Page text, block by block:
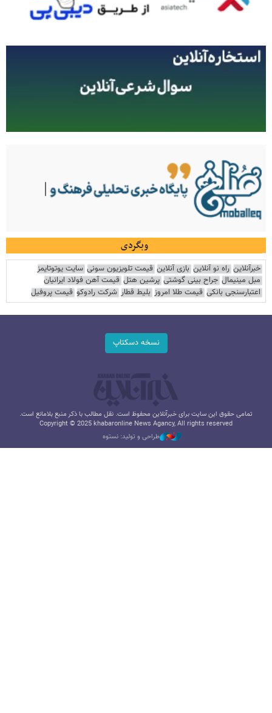
وبگردی
خبرآنلاین راه نو آنلاین بازی آنلاین قیمت تلویزیون سونی سایت یوتوتایمز
مبل مینیمال جراح بینی گوشتی پرشین هتل قیمت آهن فولاد ایرانیان
اعتبارسنجی بانکی قیمت طلا امروز بلیط قطار شرکت رادوکو قیمت پروفیل
نسخه دسکتاپ
تمامی حقوق این سایت برای خبرآنلاین محفوظ است. نقل مطالب با ذکر منبع بلامانع است.
Copyright © 2025 khabaronline News Agancy, All rights reserved
طراحی و تولید: نستوه